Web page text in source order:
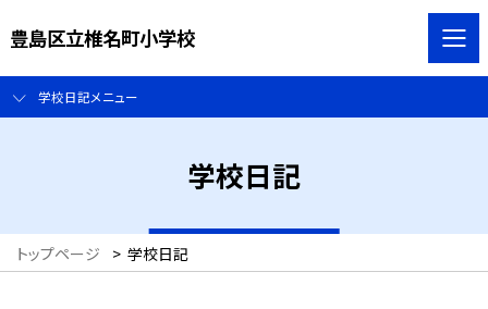
豊島区立椎名町小学校
学校日記メニュー
学校日記
トップページ > 学校日記